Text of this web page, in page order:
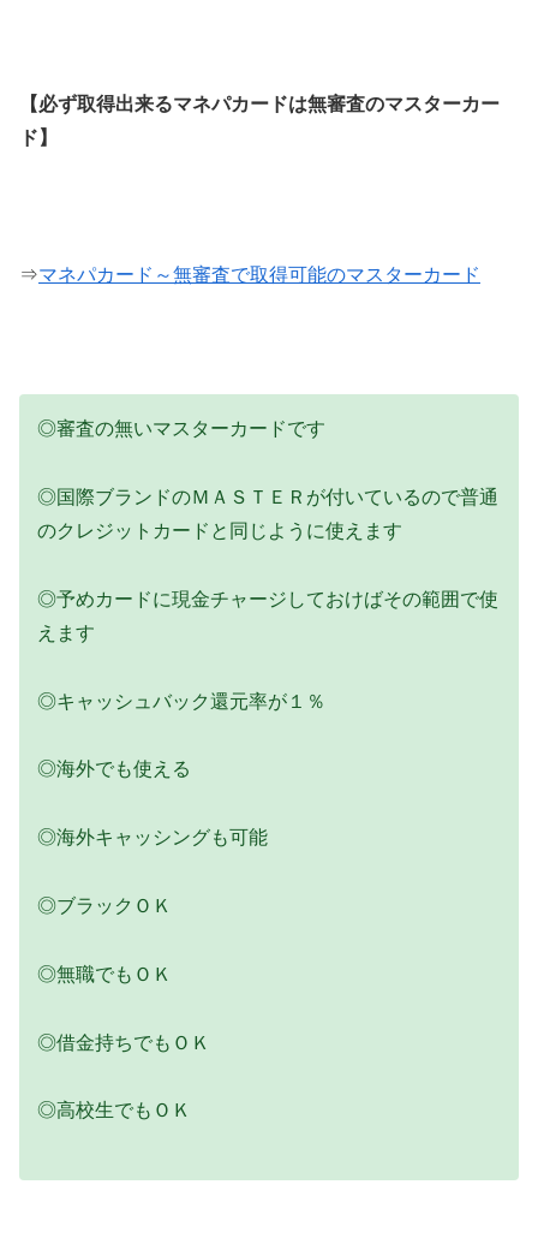
【必ず取得出来るマネパカードは無審査のマスターカー
ド】
⇒マネパカード～無審査で取得可能のマスターカード
◎審査の無いマスターカードです
◎国際ブランドのＭＡＳＴＥＲが付いているので普通
のクレジットカードと同じように使えます
◎予めカードに現金チャージしておけばその範囲で使
えます
◎キャッシュバック還元率が１％
◎海外でも使える
◎海外キャッシングも可能
◎ブラックＯＫ
◎無職でもＯＫ
◎借金持ちでもＯＫ
◎高校生でもＯＫ